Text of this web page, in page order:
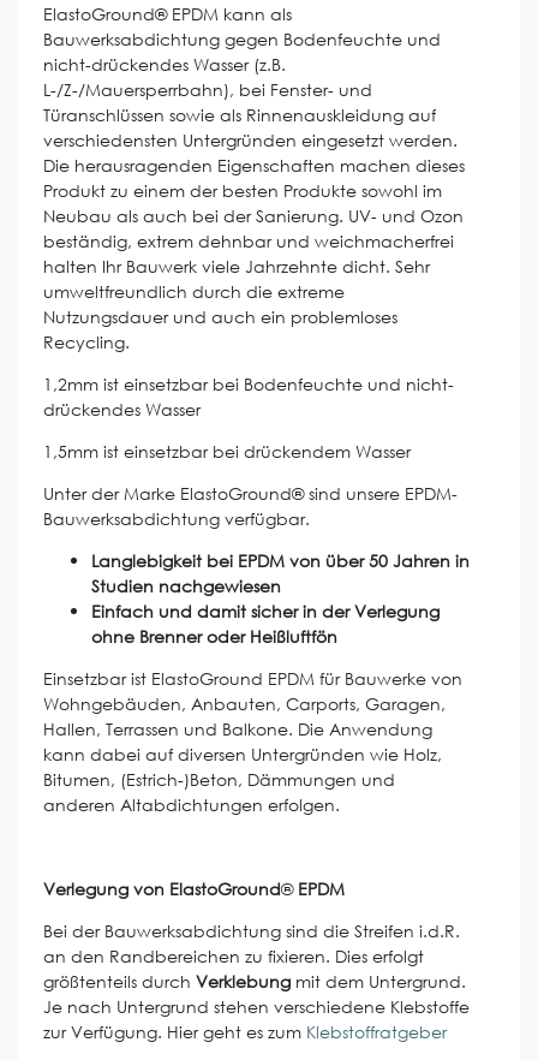
ElastoGround® EPDM kann als
Bauwerksabdichtung gegen Bodenfeuchte und
nicht-drückendes Wasser (z.B.
L-/Z-/Mauersperrbahn), bei Fenster- und
Türanschlüssen sowie als Rinnenauskleidung auf
verschiedensten Untergründen eingesetzt werden.
Die herausragenden Eigenschaften machen dieses
Produkt zu einem der besten Produkte sowohl im
Neubau als auch bei der Sanierung. UV- und Ozon
beständig, extrem dehnbar und weichmacherfrei
halten Ihr Bauwerk viele Jahrzehnte dicht. Sehr
umweltfreundlich durch die extreme
Nutzungsdauer und auch ein problemloses
Recycling.
1,2mm ist einsetzbar bei Bodenfeuchte und nicht-
drückendes Wasser
1,5mm ist einsetzbar bei drückendem Wasser
Unter der Marke ElastoGround® sind unsere EPDM-
Bauwerksabdichtung verfügbar.
Langlebigkeit bei EPDM von über 50 Jahren in
Studien nachgewiesen
Einfach und damit sicher in der Verlegung
ohne Brenner oder Heißluftfön
Einsetzbar ist ElastoGround EPDM für Bauwerke von
Wohngebäuden, Anbauten, Carports, Garagen,
Hallen, Terrassen und Balkone. Die Anwendung
kann dabei auf diversen Untergründen wie Holz,
Bitumen, (Estrich-)Beton, Dämmungen und
anderen Altabdichtungen erfolgen.
Verlegung von ElastoGround®EPDM
Bei der Bauwerksabdichtung sind die Streifen i.d.R.
an den Randbereichen zu fixieren. Dies erfolgt
größtenteils durch Verklebung mit dem Untergrund.
Je nach Untergrund stehen verschiedene Klebstoffe
zur Verfügung. Hier geht es zum Klebstoffratgeber